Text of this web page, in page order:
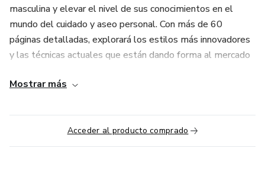
masculina y elevar el nivel de sus conocimientos en el
mundo del cuidado y aseo personal. Con más de 60
páginas detalladas, explorará los estilos más innovadores
y las técnicas actuales que están dando forma al mercado
10 Módulos con todo lo que necesitas saber sobre cortes,
tendencias y mucho más...
Mostrar más
Acceder al producto comprado